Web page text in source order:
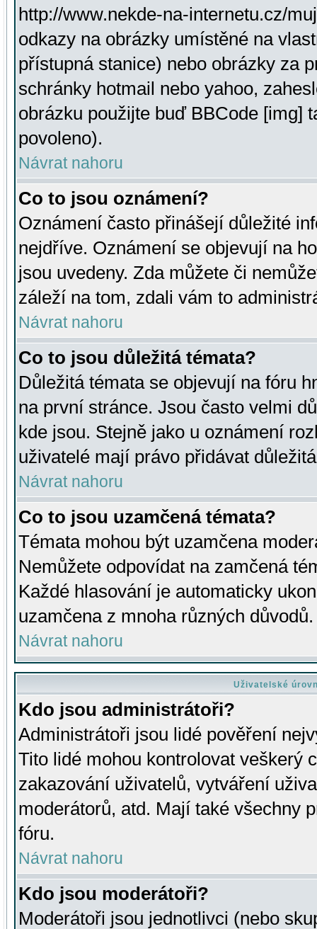
http://www.nekde-na-internetu.cz/
odkazy na obrázky umístěné na
přístupná stanice) nebo obrázky za
schránky hotmail nebo yahoo,
obrázku použijte buď BBCode [img]
povoleno).
Návrat nahoru
Co to jsou oznámení?
Oznámení často přinášejí důležité
nejdříve. Oznámení se objevují na
jsou uvedeny. Zda můžete či
záleží na tom, zdali vám to
Návrat nahoru
Co to jsou důležitá témata?
Důležitá témata se objevují na fóru
na první stránce. Jsou často velmi
kde jsou. Stejně jako u oznámení
uživatelé mají právo přidávat
Návrat nahoru
Co to jsou uzamčená témata?
Témata mohou být uzamčena
Nemůžete odpovídat na zamčená
Každé hlasování je automaticky
uzamčena z mnoha různých důvodů.
Návrat nahoru
Uživatelské
Kdo jsou administrátoři?
Administrátoři jsou lidé pověření
Tito lidé mohou kontrolovat veškerý
zakazování uživatelů, vytváření
moderátorů, atd. Mají také všechny
fóru.
Návrat nahoru
Kdo jsou moderátoři?
Moderátoři jsou jednotlivci (nebo